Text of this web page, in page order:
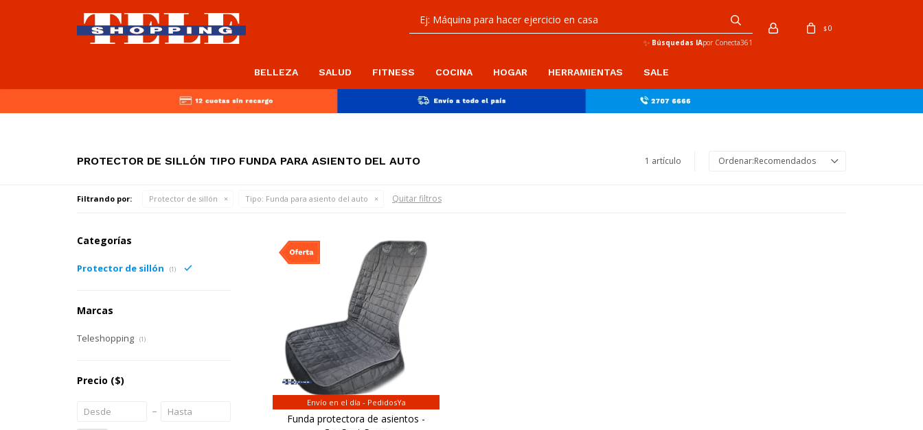
BELLEZA SALUD FITNESS COCINA HOGAR HERRAMIENTAS SALE
✨ Búsquedas IApor Conecta361
$0
PROTECTOR DE SILLÓN TIPO FUNDA PARA ASIENTO DEL AUTO 1 artículo Recomendados
Filtrando por: Protector de sillón Tipo: Funda para asiento del auto Quitar filtros
Envío en el día - PedidosYa
Funda protectora de asientos -
Categorías
Protector de sillón (1)
Marcas
Teleshopping (1)
Precio ($)